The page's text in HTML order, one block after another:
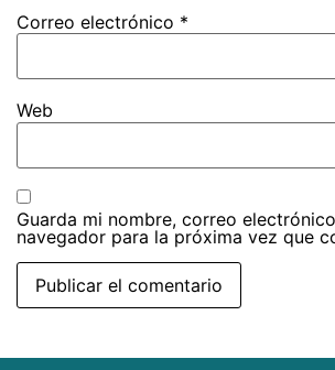
Correo electrónico *
Web
Guarda mi nombre, correo
navegador para la próxima vez que